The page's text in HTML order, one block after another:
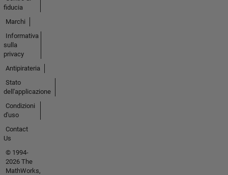
fiducia
Marchi
Informativa
sulla
privacy
Antipirateria
Stato
dell'applicazione
Condizioni
d'uso
Contact
Us
© 1994-
2026 The
MathWorks,